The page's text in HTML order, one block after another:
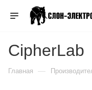
CipherLab
Главная —